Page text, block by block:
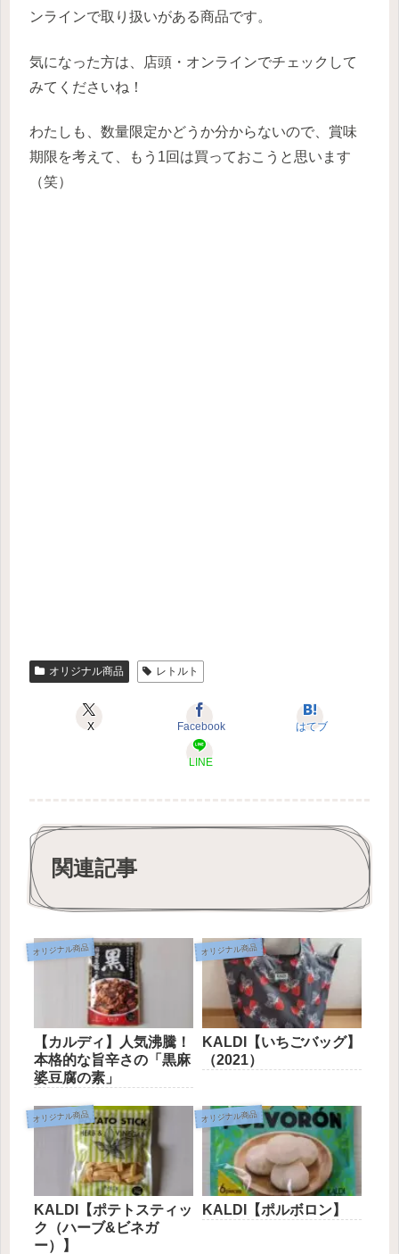
ンラインで取り扱いがある商品です。
気になった方は、店頭・オンラインでチェックして
みてくださいね！
わたしも、数量限定かどうか分からないので、賞味
期限を考えて、もう1回は買っておこうと思います
（笑）
オリジナル商品 レトルト
X Facebook はてブ
LINE
関連記事
オリジナル商品
【カルディ】人気沸騰！
本格的な旨辛さの「黒麻
婆豆腐の素」
オリジナル商品
KALDI【いちごバッグ】
（2021）
オリジナル商品
KALDI【ポテトスティッ
ク（ハーブ&ビネガ
ー）】
オリジナル商品
KALDI【ポルボロン】